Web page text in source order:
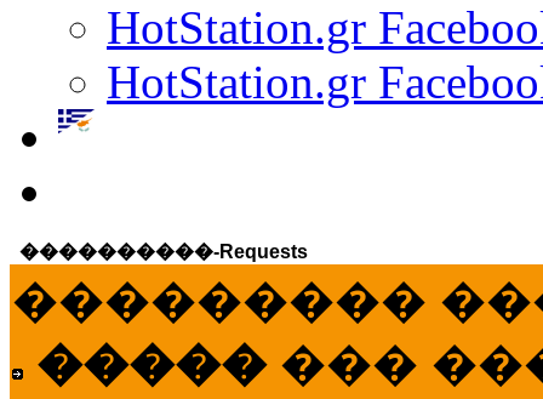
HotStation.gr
HotStation.gr
����������-Requests
���������
����� ���